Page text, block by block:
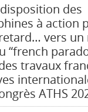
des
à action
vers un
“french
travaux
ATHS